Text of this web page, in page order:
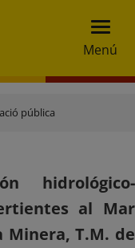
Menú
pública
hidrológico-
al Mar
Minera, T.M. de